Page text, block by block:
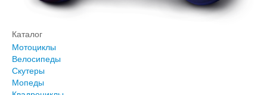
Каталог
Мотоциклы
Велосипеды
Скутеры
Мопеды